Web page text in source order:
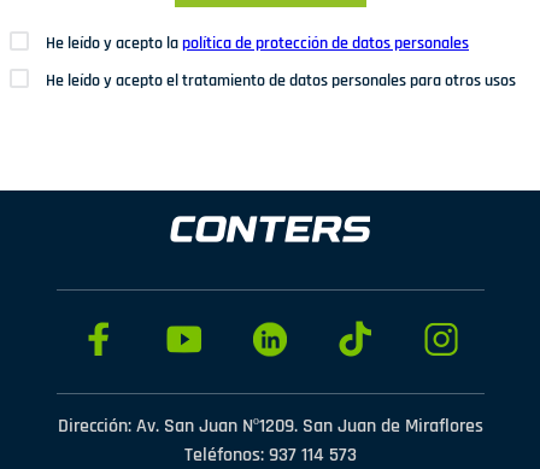
He leído y acepto lapolítica de protección de datos personales
He leído y acepto el tratamiento de datos personales para otros usos
Dirección: Av. San Juan Nº1209. San Juan de Miraflores
Teléfonos: 937 114 573